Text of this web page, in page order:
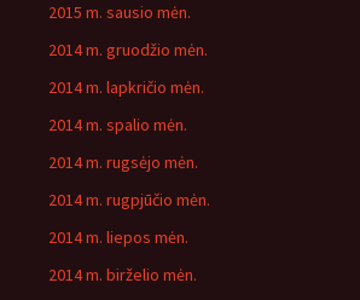
2015 m. sausio mėn.
2014 m. gruodžio mėn.
2014 m. lapkričio mėn.
2014 m. spalio mėn.
2014 m. rugsėjo mėn.
2014 m. rugpjūčio mėn.
2014 m. liepos mėn.
2014 m. birželio mėn.